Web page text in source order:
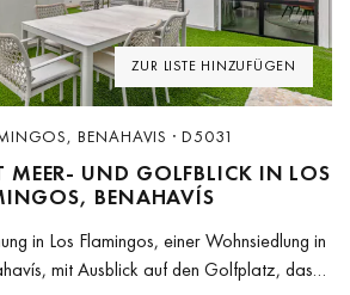
ZUR LISTE HINZUFÜGEN
BENAHAVIS · D5031
UND GOLFBLICK IN LOS
BENAHAVÍS
in Los Flamingos, einer Wohnsiedlung in
mit Ausblick auf den Golfplatz, das